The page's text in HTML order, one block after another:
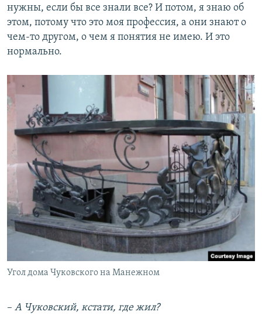
нужны, если бы все знали все? И потом, я знаю об
этом, потому что это моя профессия, а они знают о
чем-то другом, о чем я понятия не имею. И это
нормально.
Угол дома Чуковского на Манежном
– А Чуковский, кстати, где жил?